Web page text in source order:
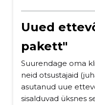
Uued
pakett"
Suurendage oma
neid otsustajaid
asutanud uue
sisalduvad üksnes